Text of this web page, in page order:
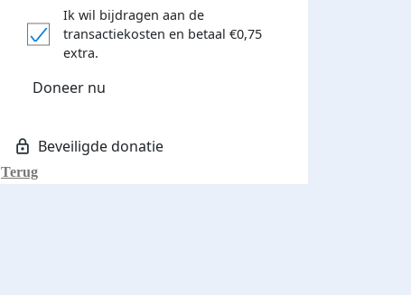
Donateurs bedankt
Terug
Ik wil bijdragen aan de
transactiekosten en betaal €0,75
extra.
Doneer nu